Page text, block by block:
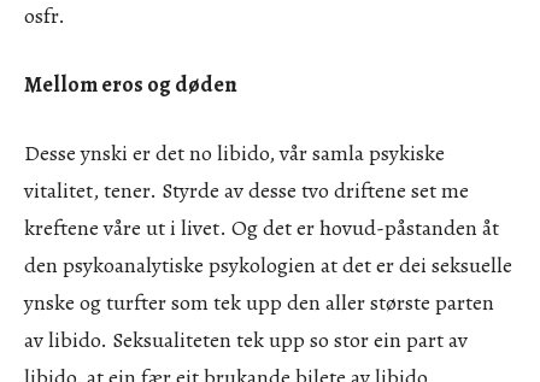
osfr.
Mellom eros og døden
Desse ynski er det no libido, vår samla psykiske
vitalitet, tener. Styrde av desse tvo driftene set me
kreftene våre ut i livet. Og det er hovud-påstanden åt
den psykoanalytiske psykologien at det er dei seksuelle
ynske og turfter som tek upp den aller største parten
av libido. Seksualiteten tek upp so stor ein part av